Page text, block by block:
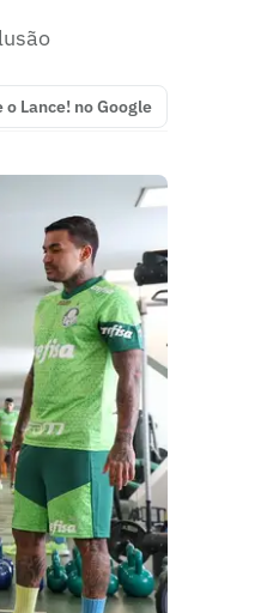
o Lance! no Google